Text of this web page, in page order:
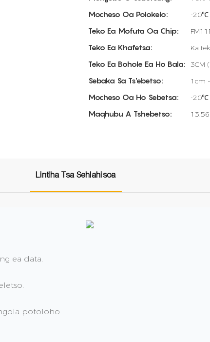
Mocheso Oa Polokelo: -20℃
Teko Ea Mofuta Oa Chip:
Teko Ea Khafetsa: Ka
Teko Ea Bohole Ea Ho Bala: 3CM
Sebaka Sa Ts'ebetso: 1cm
Mocheso Oa Ho Sebetsa: -20℃
Maqhubu A Tshebetso:
Lintlha Tsa Sehlahisoa
ea data.
potoloho